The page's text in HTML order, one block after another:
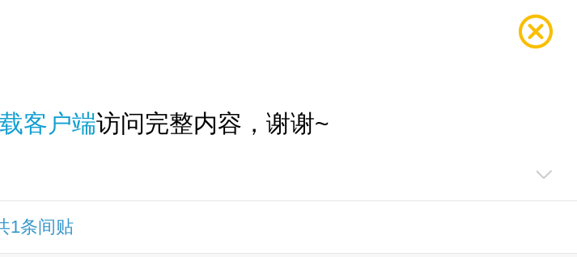
客户端访问完整内容，谢谢~
1条间贴